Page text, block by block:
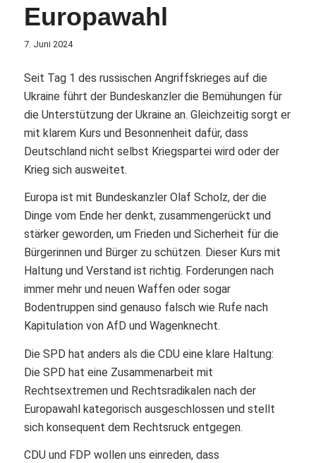
Europawahl
7. Juni 2024
Seit Tag 1 des russischen Angriffskrieges auf die
Ukraine führt der Bundeskanzler die Bemühungen für
die Unterstützung der Ukraine an. Gleichzeitig sorgt er
mit klarem Kurs und Besonnenheit dafür, dass
Deutschland nicht selbst Kriegspartei wird oder der
Krieg sich ausweitet.
Europa ist mit Bundeskanzler Olaf Scholz, der die
Dinge vom Ende her denkt, zusammengerückt und
stärker geworden, um Frieden und Sicherheit für die
Bürgerinnen und Bürger zu schützen. Dieser Kurs mit
Haltung und Verstand ist richtig. Forderungen nach
immer mehr und neuen Waffen oder sogar
Bodentruppen sind genauso falsch wie Rufe nach
Kapitulation von AfD und Wagenknecht.
Die SPD hat anders als die CDU eine klare Haltung:
Die SPD hat eine Zusammenarbeit mit
Rechtsextremen und Rechtsradikalen nach der
Europawahl kategorisch ausgeschlossen und stellt
sich konsequent dem Rechtsruck entgegen.
CDU und FDP wollen uns einreden, dass